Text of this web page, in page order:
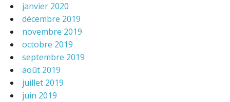
janvier 2020
décembre 2019
novembre 2019
octobre 2019
septembre 2019
août 2019
juillet 2019
juin 2019